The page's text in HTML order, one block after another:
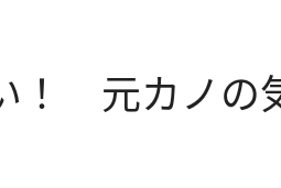
！ 元カノの